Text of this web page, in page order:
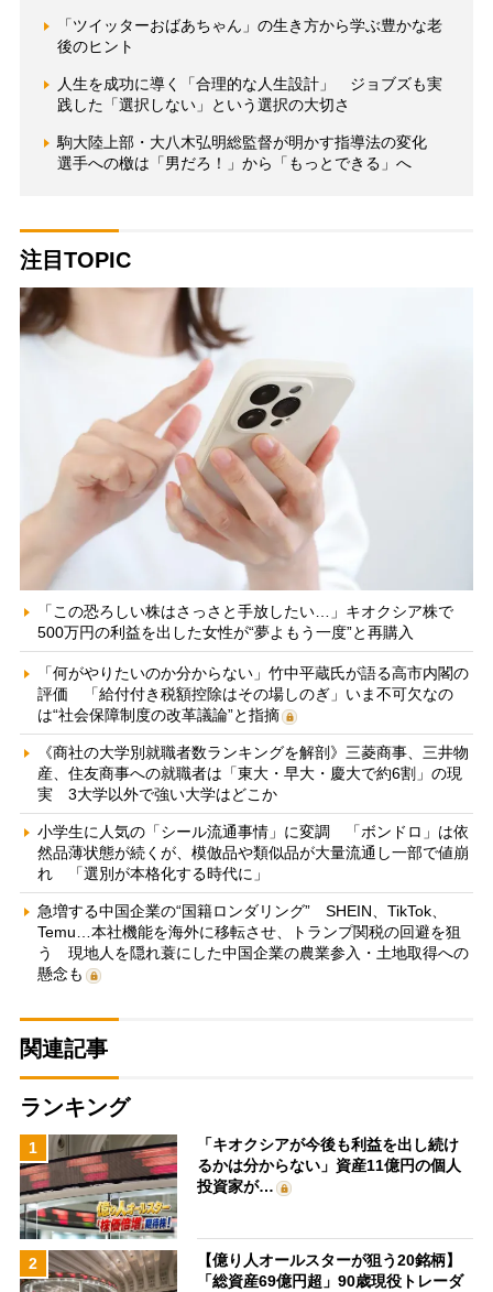
「ツイッターおばあちゃん」の生き方から学ぶ豊かな老
後のヒント
人生を成功に導く「合理的な人生設計」 ジョブズも実
践した「選択しない」という選択の大切さ
駒大陸上部・大八木弘明総監督が明かす指導法の変化
選手への檄は「男だろ！」から「もっとできる」へ
注目TOPIC
「この恐ろしい株はさっさと手放したい…」キオクシア株で
500万円の利益を出した女性が“夢よもう一度”と再購入
「何がやりたいのか分からない」竹中平蔵氏が語る高市内閣の
評価 「給付付き税額控除はその場しのぎ」いま不可欠なの
は“社会保障制度の改革議論”と指摘
《商社の大学別就職者数ランキングを解剖》三菱商事、三井物
産、住友商事への就職者は「東大・早大・慶大で約6割」の現
実 3大学以外で強い大学はどこか
小学生に人気の「シール流通事情」に変調 「ボンドロ」は依
然品薄状態が続くが、模倣品や類似品が大量流通し一部で値崩
れ 「選別が本格化する時代に」
急増する中国企業の“国籍ロンダリング” SHEIN、TikTok、
Temu…本社機能を海外に移転させ、トランプ関税の回避を狙
う 現地人を隠れ蓑にした中国企業の農業参入・土地取得への
懸念も
関連記事
ランキング
1
「キオクシアが今後も利益を出し続け
るかは分からない」資産11億円の個人
投資家が…
2
【億り人オールスターが狙う20銘柄】
「総資産69億円超」90歳現役トレーダ